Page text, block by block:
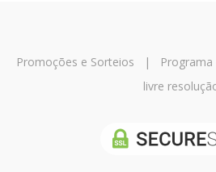
Promoções e Sorteios |
livre